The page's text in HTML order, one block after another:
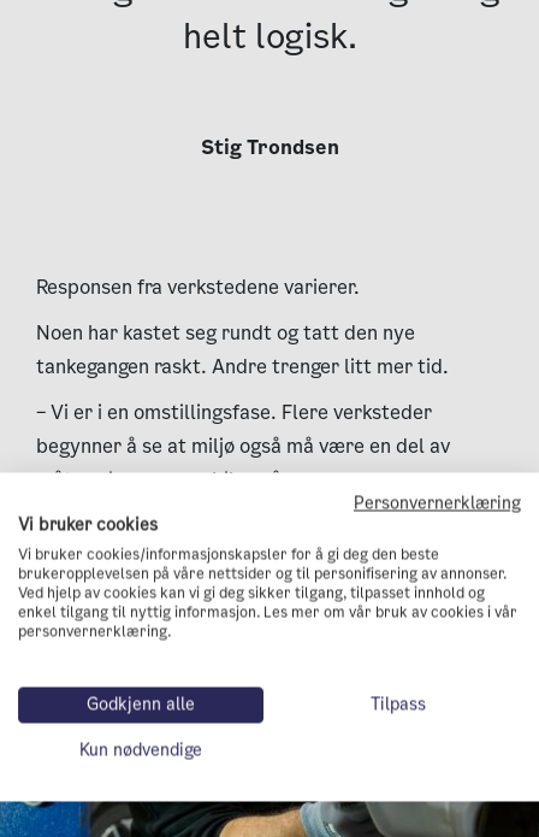
helt logisk.
Stig Trondsen
Responsen fra verkstedene varierer.
Noen har kastet seg rundt og tatt den nye
tankegangen raskt. Andre trenger litt mer tid.
– Vi er i en omstillingsfase. Flere verksteder
begynner å se at miljø også må være en del av
måten vi reparerer biler på.
Personvernerklæring
Vi bruker cookies
Vi bruker cookies/informasjonskapsler for å gi deg den beste
brukeropplevelsen på våre nettsider og til personifisering av annonser.
Ved hjelp av cookies kan vi gi deg sikker tilgang, tilpasset innhold og
enkel tilgang til nyttig informasjon. Les mer om vår bruk av cookies i vår
personvernerklæring.
Godkjenn alle
Tilpass
Kun nødvendige